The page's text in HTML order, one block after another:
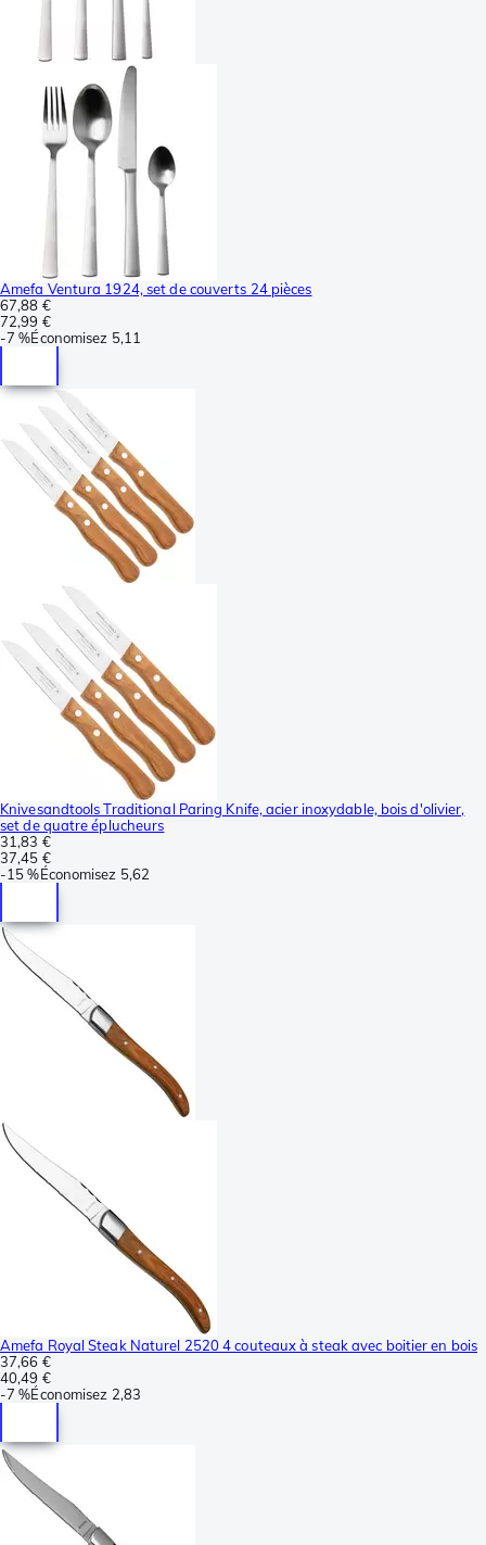
Amefa Ventura 1924, set de couverts 24 pièces
67,88 €
72,99 €
-7 %Économisez 5,11
Knivesandtools Traditional Paring Knife, acier inoxydable, bois d'olivier,
set de quatre éplucheurs
31,83 €
37,45 €
-15 %Économisez 5,62
Amefa Royal Steak Naturel 2520 4 couteaux à steak avec boitier en bois
37,66 €
40,49 €
-7 %Économisez 2,83